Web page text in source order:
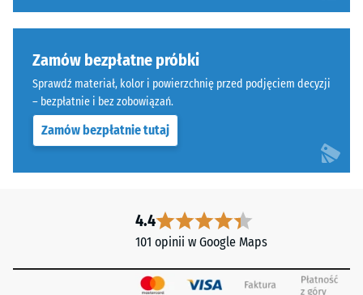
Zamów bezpłatne próbki
Sprawdź materiał, kolor i powierzchnię przed podjęciem decyzji
– bezpłatnie i bez zobowiązań.
Zamów bezpłatnie tutaj
4.4
101 opinii w Google Maps